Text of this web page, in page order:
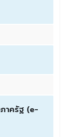
าครัฐ (e-